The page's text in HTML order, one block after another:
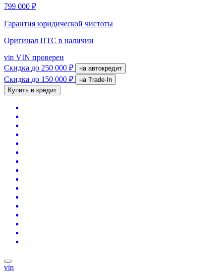
799 000 ₽
Гарантия юридической чистоты
Оригинал ПТС в наличии
vin VIN проверен
Скидка до 250 000 ₽ на автокредит
Скидка до 150 000 ₽
на Trade-In
Купить в кредит
vin